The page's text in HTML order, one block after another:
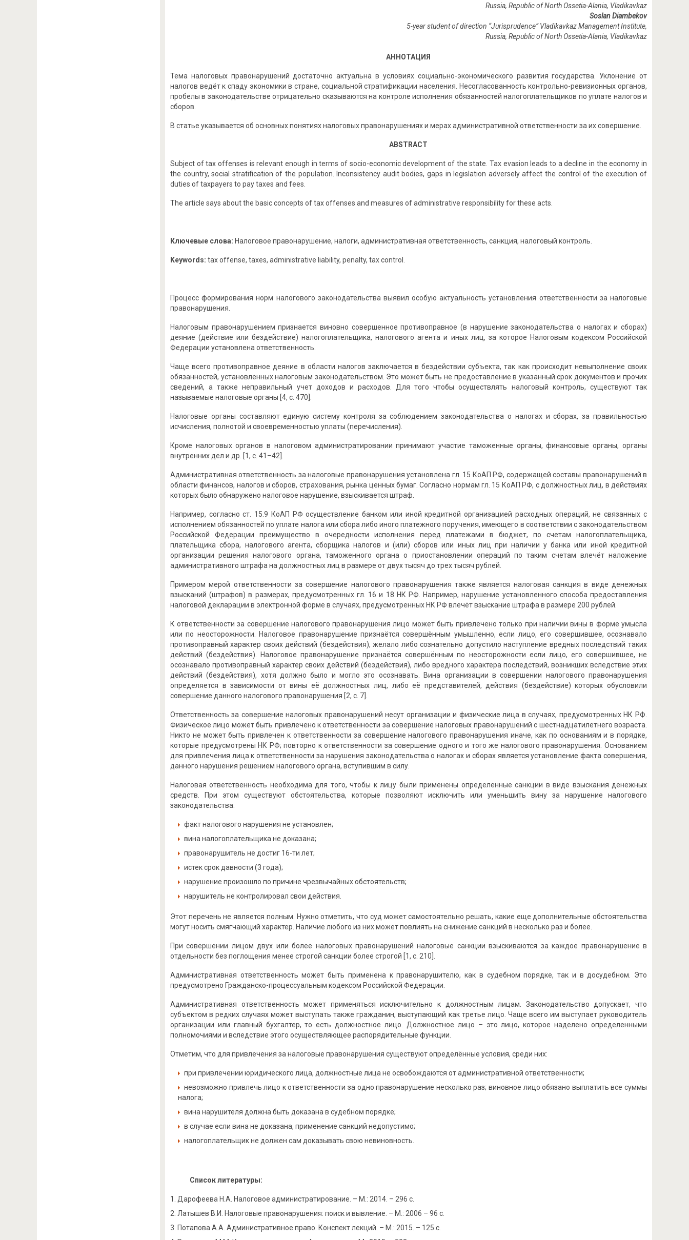
Russia, Republic of North Ossetia-Alania, Vladikavkaz
Soslan Diambekov
5-year student of direction “Jurisprudence” Vladikavkaz Management Institute,
Russia, Republic of North Ossetia-Alania, Vladikavkaz
АННОТАЦИЯ
Тема налоговых правонарушений достаточно актуальна в условиях социально-экономического развития государства. Уклонение от
налогов ведёт к спаду экономики в стране, социальной стратификации населения. Несогласованность контрольно-ревизионных органов,
пробелы в законодательстве отрицательно сказываются на контроле исполнения обязанностей налогоплательщиков по уплате налогов и
сборов.
В статье указывается об основных понятиях налоговых правонарушениях и мерах административной ответственности за их совершение.
ABSTRACT
Subject of tax offenses is relevant enough in terms of socio-economic development of the state. Tax evasion leads to a decline in the economy in
the country, social stratification of the population. Inconsistency audit bodies, gaps in legislation adversely affect the control of the execution of
duties of taxpayers to pay taxes and fees.
The article says about the basic concepts of tax offenses and measures of administrative responsibility for these acts.
Ключевые слова: Налоговое правонарушение, налоги, административная ответственность, санкция, налоговый контроль.
Keywords: tax offense, taxes, administrative liability, penalty, tax control.
Процесс формирования норм налогового законодательства выявил особую актуальность установления ответственности за налоговые
правонарушения.
Налоговым правонарушением признается виновно совершенное противоправное (в нарушение законодательства о налогах и сборах)
деяние (действие или бездействие) налогоплательщика, налогового агента и иных лиц, за которое Налоговым кодексом Российской
Федерации установлена ответственность.
Чаще всего противоправное деяние в области налогов заключается в бездействии субъекта, так как происходит невыполнение своих
обязанностей, установленных налоговым законодательством. Это может быть не предоставление в указанный срок документов и прочих
сведений, а также неправильный учет доходов и расходов. Для того чтобы осуществлять налоговый контроль, существуют так
называемые налоговые органы [4, с. 470].
Налоговые органы составляют единую систему контроля за соблюдением законодательства о налогах и сборах, за правильностью
исчисления, полнотой и своевременностью уплаты (перечисления).
Кроме налоговых органов в налоговом администратировании принимают участие таможенные органы, финансовые органы, органы
внутренних дел и др. [1, с. 41–42].
Административная ответственность за налоговые правонарушения установлена гл. 15 КоАП РФ, содержащей составы правонарушений в
области финансов, налогов и сборов, страхования, рынка ценных бумаг. Согласно нормам гл. 15 КоАП РФ, с должностных лиц, в действиях
которых было обнаружено налоговое нарушение, взыскивается штраф.
Например, согласно ст. 15.9 КоАП РФ осуществление банком или иной кредитной организацией расходных операций, не связанных с
исполнением обязанностей по уплате налога или сбора либо иного платежного поручения, имеющего в соответствии с законодательством
Российской Федерации преимущество в очередности исполнения перед платежами в бюджет, по счетам налогоплательщика,
плательщика сбора, налогового агента, сборщика налогов и (или) сборов или иных лиц при наличии у банка или иной кредитной
организации решения налогового органа, таможенного органа о приостановлении операций по таким счетам влечёт наложение
административного штрафа на должностных лиц в размере от двух тысяч до трех тысяч рублей.
Примером мерой ответственности за совершение налогового правонарушения также является налоговая санкция в виде денежных
взысканий (штрафов) в размерах, предусмотренных гл. 16 и 18 НК РФ. Например, нарушение установленного способа предоставления
налоговой декларации в электронной форме в случаях, предусмотренных НК РФ влечёт взыскание штрафа в размере 200 рублей.
К ответственности за совершение налогового правонарушения лицо может быть привлечено только при наличии вины в форме умысла
или по неосторожности. Налоговое правонарушение признаётся совершённым умышленно, если лицо, его совершившее, осознавало
противоправный характер своих действий (бездействия), желало либо сознательно допустило наступление вредных последствий таких
действий (бездействия). Налоговое правонарушение признаётся совершённым по неосторожности если лицо, его совершившее, не
осознавало противоправный характер своих действий (бездействия), либо вредного характера последствий, возникших вследствие этих
действий (бездействия), хотя должно было и могло это осознавать. Вина организации в совершении налогового правонарушения
определяется в зависимости от вины её должностных лиц, либо её представителей, действия (бездействие) которых обусловили
совершение данного налогового правонарушения [2, с. 7].
Ответственность за совершение налоговых правонарушений несут организации и физические лица в случаях, предусмотренных НК РФ.
Физическое лицо может быть привлечено к ответственности за совершение налоговых правонарушений с шестнадцатилетнего возраста.
Никто не может быть привлечен к ответственности за совершение налогового правонарушения иначе, как по основаниям и в порядке,
которые предусмотрены НК РФ; повторно к ответственности за совершение одного и того же налогового правонарушения. Основанием
для привлечения лица к ответственности за нарушения законодательства о налогах и сборах является установление факта совершения,
данного нарушения решением налогового органа, вступившим в силу.
Налоговая ответственность необходима для того, чтобы к лицу были применены определенные санкции в виде взыскания денежных
средств. При этом существуют обстоятельства, которые позволяют исключить или уменьшить вину за нарушение налогового
законодательства:
факт налогового нарушения не установлен;
вина налогоплательщика не доказана;
правонарушитель не достиг 16-ти лет;
истек срок давности (3 года);
нарушение произошло по причине чрезвычайных обстоятельств;
нарушитель не контролировал свои действия.
Этот перечень не является полным. Нужно отметить, что суд может самостоятельно решать, какие еще дополнительные обстоятельства
могут носить смягчающий характер. Наличие любого из них может повлиять на снижение санкций в несколько раз и более.
При совершении лицом двух или более налоговых правонарушений налоговые санкции взыскиваются за каждое правонарушение в
отдельности без поглощения менее строгой санкции более строгой [1, с. 210].
Административная ответственность может быть применена к правонарушителю, как в судебном порядке, так и в досудебном. Это
предусмотрено Гражданско-процессуальным кодексом Российской Федерации.
Административная ответственность может применяться исключительно к должностным лицам. Законодательство допускает, что
субъектом в редких случаях может выступать также гражданин, выступающий как третье лицо. Чаще всего им выступает руководитель
организации или главный бухгалтер, то есть должностное лицо. Должностное лицо – это лицо, которое наделено определенными
полномочиями и вследствие этого осуществляющее распорядительные функции.
Отметим, что для привлечения за налоговые правонарушения существуют определённые условия, среди них:
при привлечении юридического лица, должностные лица не освобождаются от административной ответственности;
невозможно привлечь лицо к ответственности за одно правонарушение несколько раз; виновное лицо обязано выплатить все суммы
налога;
вина нарушителя должна быть доказана в судебном порядке;
в случае если вина не доказана, применение санкций недопустимо;
налогоплательщик не должен сам доказывать свою невиновность.
Список литературы:
Дарофеева Н.А. Налоговое администратирование. – М.: 2014. – 296 с.
Латышев В.И. Налоговые правонарушения: поиск и вывление. – М.: 2006 – 96 с.
Потапова А.А. Административное право. Конспект лекций. – М.: 2015. – 125 с.